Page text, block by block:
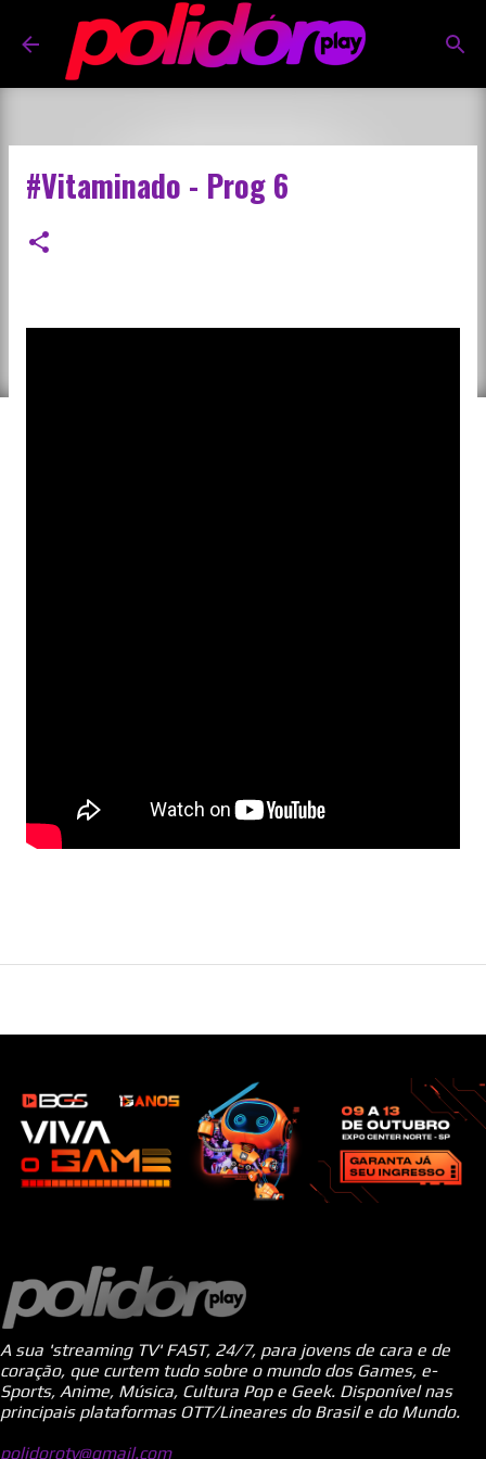
Pular para o conteúdo principal
#Vitaminado - Prog 6
A sua 'streaming TV' FAST, 24/7, para jovens de cara e de
coração, que curtem tudo sobre o mundo dos Games, e-
Sports, Anime, Música, Cultura Pop e Geek. Disponível nas
principais plataformas OTT/Lineares do Brasil e do Mundo.
polidorotv@gmail.com